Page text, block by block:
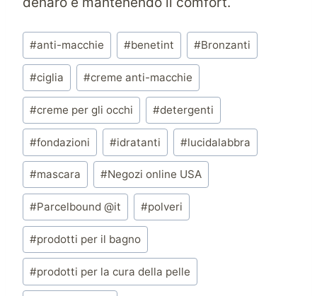
Tag
articolo:
#anti-macchie #benetint #Bronzanti
#ciglia #creme anti-macchie
#creme per gli occhi #detergenti
#fondazioni #idratanti #lucidalabbra
#mascara #Negozi online USA
#Parcelbound @it #polveri
#prodotti per il bagno
#prodotti per la cura della pelle